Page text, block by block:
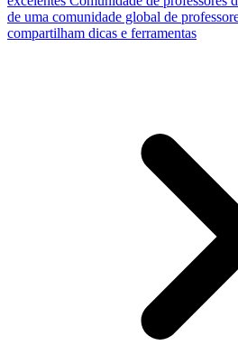
de uma comunidade global de
compartilham dicas e ferramentas